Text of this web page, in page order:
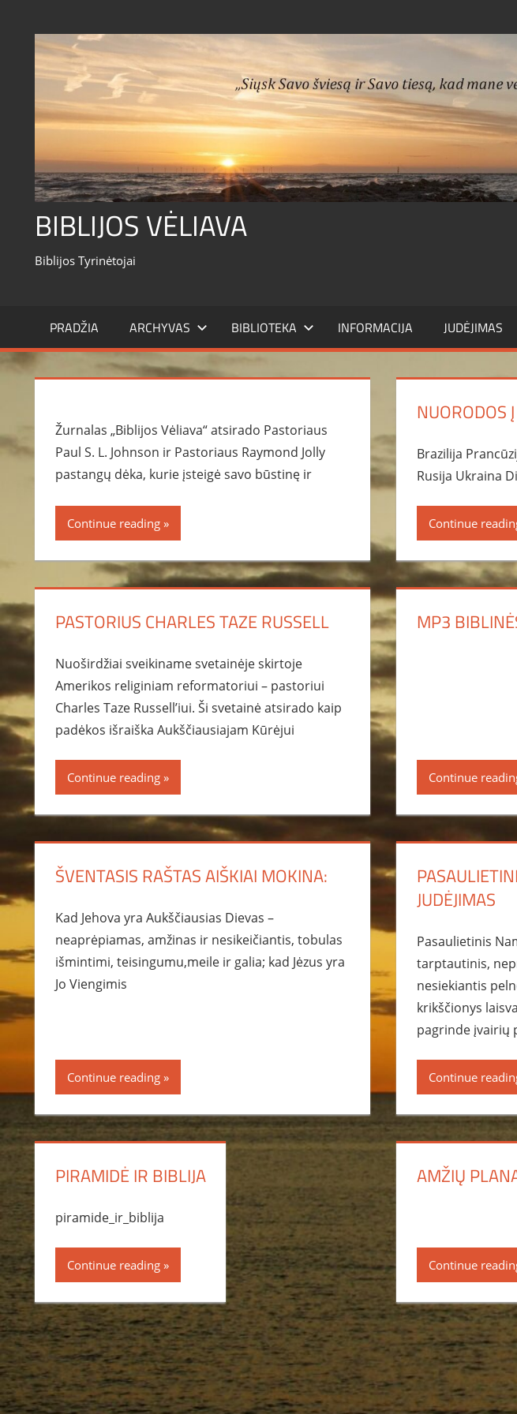
content
BIBLIJOS VĖLIAVA
Biblijos Tyrinėtojai
PRADŽIA ARCHYVAS BIBLIOTEKA INFORMACIJA JUDĖJIMAS
Žurnalas „Biblijos Vėliava“ atsirado Pastoriaus
Paul S. L. Johnson ir Pastoriaus Raymond Jolly
pastangų dėka, kurie įsteigė savo būstinę ir
Continue reading
NUORODOS
Brazilija
Rusija Ukraina
Continue
PASTORIUS CHARLES TAZE RUSSELL
Nuoširdžiai sveikiname svetainėje skirtoje
Amerikos religiniam reformatoriui – pastoriui
Charles Taze Russell’iui. Ši svetainė atsirado kaip
padėkos išraiška Aukščiausiajam Kūrėjui
Continue reading
MP3
Continue
ŠVENTASIS RAŠTAS AIŠKIAI MOKINA:
Kad Jehova yra Aukščiausias Dievas –
neaprėpiamas, amžinas ir nesikeičiantis, tobulas
išmintimi, teisingumu,meile ir galia; kad Jėzus yra
Jo Viengimis
Continue reading
JUDĖJIMAS
Pasaulietinis
tarptautinis,
nesiekiantis
krikščionys
pagrinde įvairių
Continue
PIRAMIDĖ IR BIBLIJA
piramide_ir_biblija
Continue reading
AMŽIŲ
Continue